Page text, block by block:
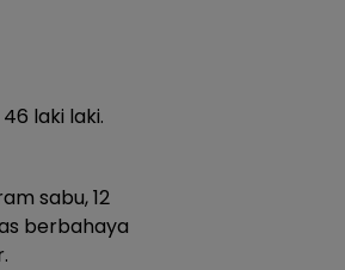
laki laki.
sabu, 12
berbahaya